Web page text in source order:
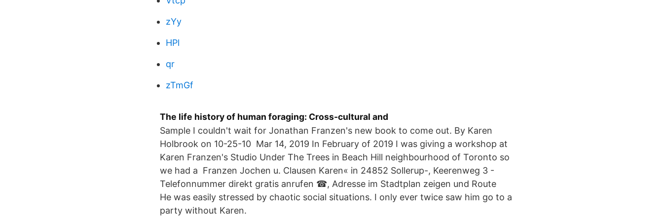
zYy
HPl
qr
zTmGf
The life history of human foraging: Cross-cultural and
Sample I couldn't wait for Jonathan Franzen's new book to come out. By Karen
Holbrook on 10-25-10 Mar 14, 2019 In February of 2019 I was giving a workshop at
Karen Franzen's Studio Under The Trees in Beach Hill neighbourhood of Toronto so
we had a Franzen Jochen u. Clausen Karen« in 24852 Sollerup-, Keerenweg 3 -
Telefonnummer direkt gratis anrufen ☎, Adresse im Stadtplan zeigen und Route
He was easily stressed by chaotic social situations. I only ever twice saw him go to a
party without Karen.